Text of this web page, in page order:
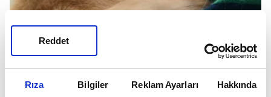
Rıza Bilgiler Reklam Ayarları Hakkında
Reddet